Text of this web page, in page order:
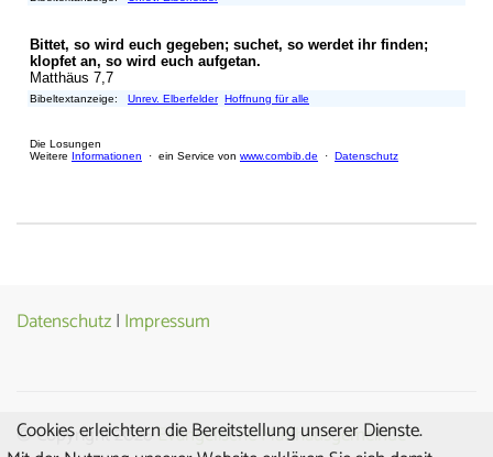
Datenschutz| Impressum
© Copyright 2026Evangelische Matthäusgemeinde
Cookies erleichtern die Bereitstellung unserer Dienste.